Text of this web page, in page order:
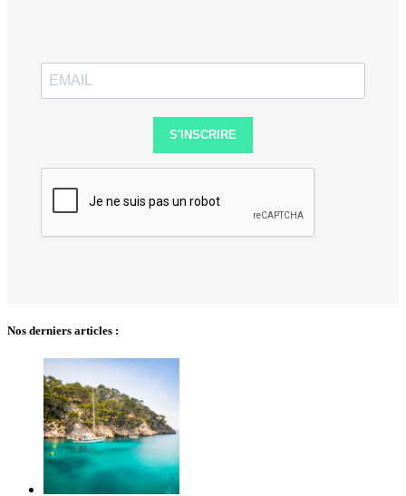
S'INSCRIRE
Nos derniers articles :